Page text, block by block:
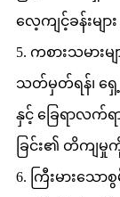
လေ့ကျင့်ခန်းမျာ
5. ကစားသမားမ
သတ်မှတ်ရန်၊ ရှေ့
နှင့် ခြေရာလက်ရ
ခြင်း၏ တိကျ
6. ကြီးမားသ